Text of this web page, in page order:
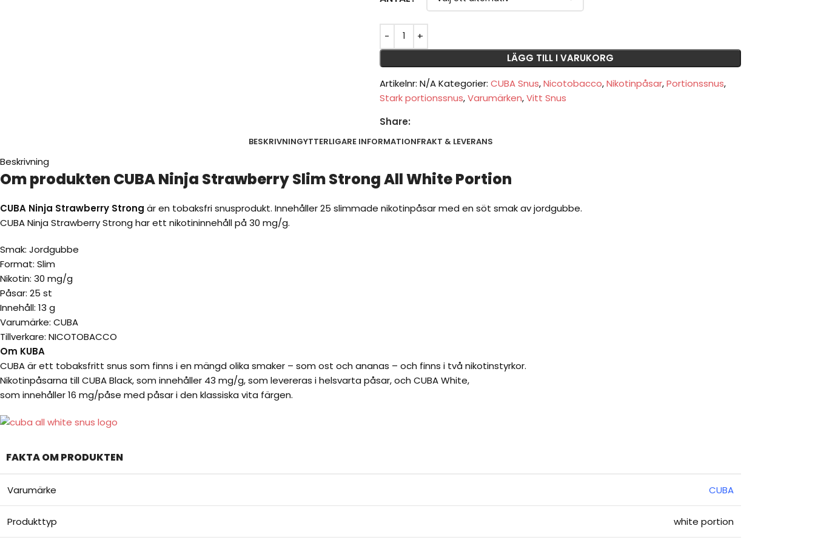
LÄGG TILL I VARUKORG
Artikelnr: N/AKategorier: CUBA Snus,Nicotobacco,Nikotinpåsar,Portionssnus,
Stark portionssnus,Varumärken,Vitt Snus
Share:
BESKRIVNINGYTTERLIGARE INFORMATIONFRAKT & LEVERANS
Beskrivning
Om produkten CUBA Ninja Strawberry Slim Strong All White Portion
CUBA Ninja Strawberry Strong är en tobaksfri snusprodukt. Innehåller 25 slimmade nikotinpåsar med en söt smak av jordgubbe.
CUBA Ninja Strawberry Strong har ett nikotininnehåll på 30 mg/g.
Smak: Jordgubbe
Format: Slim
Nikotin: 30 mg/g
Påsar: 25 st
Innehåll: 13 g
Varumärke: CUBA
Tillverkare: NICOTOBACCO
Om KUBA
CUBA är ett tobaksfritt snus som finns i en mängd olika smaker – som ost och ananas – och finns i två nikotinstyrkor.
Nikotinpåsarna till CUBA Black, som innehåller 43 mg/g, som levereras i helsvarta påsar, och CUBA White,
som innehåller 16 mg/påse med påsar i den klassiska vita färgen.
FAKTA OM PRODUKTEN
Varumärke CUBA
Produkttyp white portion